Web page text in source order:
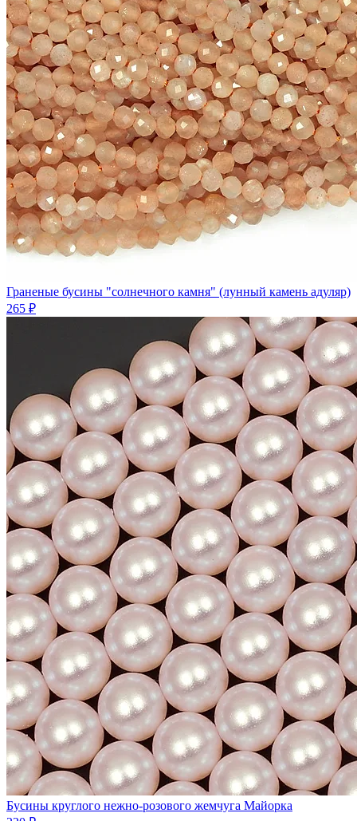
Граненые бусины "солнечного камня" (лунный камень адуляр)
265 ₽
Бусины круглого нежно-розового жемчуга Майорка